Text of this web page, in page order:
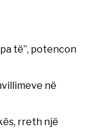
të”, potencon
në
rreth një